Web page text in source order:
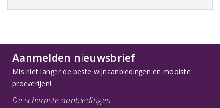
Aanmelden nieuwsbrief
Mis niet langer de beste wijnaanbiedingen en mooiste
proeverijen!
De scherpste aanbiedingen